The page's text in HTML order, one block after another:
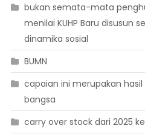
bukan semata-mata
menilai KUHP Baru disusun
dinamika sosial
BUMN
capaian ini merupakan
bangsa
carry over stock dari 2025